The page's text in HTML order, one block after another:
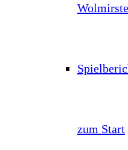
zum Start